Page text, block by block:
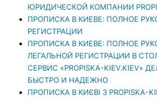
ЮРИДИЧЕСКОЙ КОМПАНИИ
ПРОПИСКА В КИЕВЕ: ПОЛНОЕ
РЕГИСТРАЦИИ
ПРОПИСКА В КИЕВЕ: ПОЛНОЕ
ЛЕГАЛЬНОЙ РЕГИСТРАЦИИ В
СЕРВИС «PROPISKA-KIEV.KIEV»
БЫСТРО И НАДЕЖНО
ПРОПИСКА В КИЄВІ З PROPISKA-